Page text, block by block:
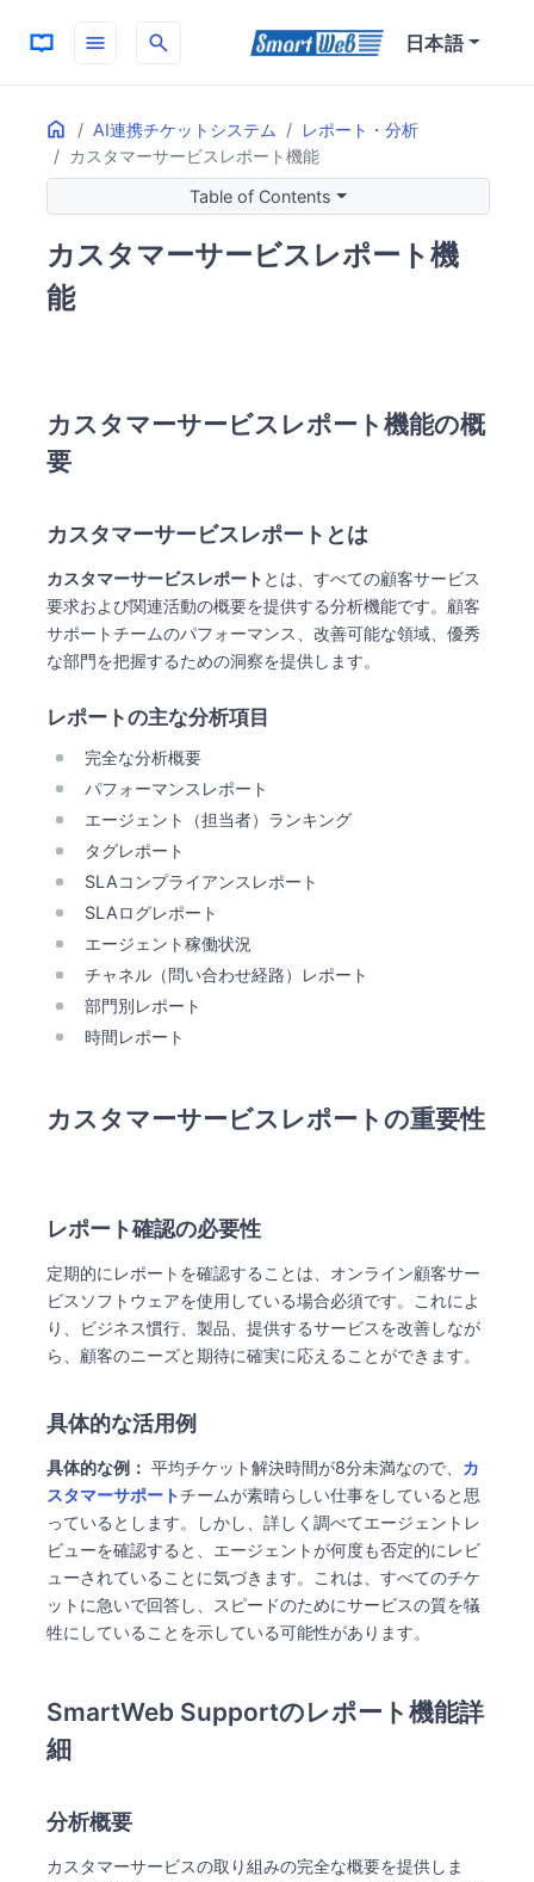
menu search 日本語
Home AI連携チケットシステム
レポート・分析
カスタマーサービスレポート機能
ON THIS PAGE
カスタマーサービスレポート機能の概要
カスタマーサービスレポートとは
レポート確認の必要性
具体的な活用例
SmartWeb Supportのレポート機能詳細
各種レポート機能
レポート活用のメリット
サービス改善
売上増加
補完機能
リアルタイム監視機能
通知機能
データエクスポート
Table of Contents
カスタマーサービスレポート機
能
カスタマーサービスレポート機能の概
要
カスタマーサービスレポートとは
カスタマーサービスレポート ​とは、すべての顧客サービス
要求および関連活動の概要を提供する分析機能です。顧客
サポートチームのパフォーマンス、改善可能な領域、優秀
な部門を把握するための洞察を提供します。
レポートの主な分析項目
完全な分析概要
パフォーマンスレポート
エージェント（担当者）ランキング
タグレポート
SLAコンプライアンスレポート
SLAログレポート
エージェント稼働状況
チャネル（問い合わせ経路）レポート
部門別レポート
時間レポート
カスタマーサービスレポートの重要性
レポート確認の必要性
定期的にレポートを確認することは、オンライン顧客サー
ビスソフトウェアを使用している場合必須です。これによ
り、ビジネス慣行、製品、提供するサービスを改善しなが
ら、顧客のニーズと期待に確実に応えることができます。
具体的な活用例
具体的な例： 平均チケット解決時間が8分未満なので、 カ
スタマーサポートチームが素晴らしい仕事をしていると思
っているとします。しかし、詳しく調べてエージェントレ
ビューを確認すると、エージェントが何度も否定的にレビ
ューされていることに気づきます。これは、すべてのチケ
ットに急いで回答し、スピードのためにサービスの質を犠
牲にしていることを示している可能性があります。
SmartWeb Supportのレポート機能詳
細
分析概要
カスタマーサービスの取り組みの完全な概要を提供しま